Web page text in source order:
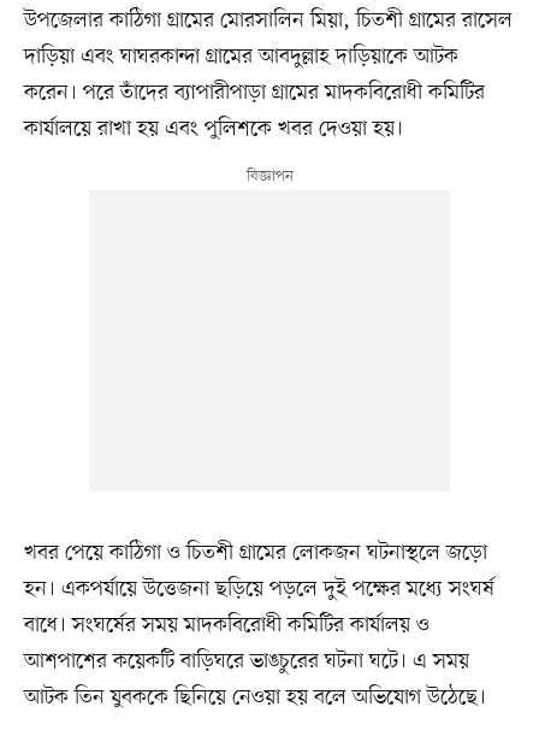
উপজেলার কাঠিগা গ্রামের মোরসালিন মিয়া, চিতশী গ্রামের রাসেল
দাড়িয়া এবং ঘাঘরকান্দা গ্রামের আবদুল্লাহ দাড়িয়াকে আটক
করেন। পরে তাঁদের ব্যাপারীপাড়া গ্রামের মাদকবিরোধী কমিটির
কার্যালয়ে রাখা হয় এবং পুলিশকে খবর দেওয়া হয়।
খবর পেয়ে কাঠিগা ও চিতশী গ্রামের লোকজন ঘটনাস্থলে জড়ো
হন। একপর্যায়ে উত্তেজনা ছড়িয়ে পড়লে দুই পক্ষের মধ্যে সংঘর্ষ
বাধে। সংঘর্ষের সময় মাদকবিরোধী কমিটির কার্যালয় ও
আশপাশের কয়েকটি বাড়িঘরে ভাঙচুরের ঘটনা ঘটে। এ সময়
আটক তিন যুবককে ছিনিয়ে নেওয়া হয় বলে অভিযোগ উঠেছে।